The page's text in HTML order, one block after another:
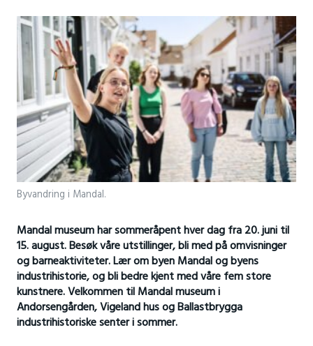
Byvandring i Mandal.
Mandal museum har sommeråpent hver dag fra 20. juni til
15. august.Besøk våre utstillinger, bli med på omvisninger
og barneaktiviteter. Lær om byen Mandal og byens
industrihistorie, og bli bedre kjent med våre fem store
kunstnere. Velkommen til Mandal museum i
Andorsengården, Vigeland hus og Ballastbrygga
industrihistoriske senter i sommer.